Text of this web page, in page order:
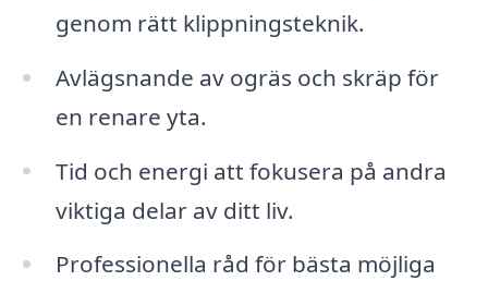
genom rätt klippningsteknik.
Avlägsnande av ogräs och skräp för
en renare yta.
Tid och energi att fokusera på andra
viktiga delar av ditt liv.
Professionella råd för bästa möjliga